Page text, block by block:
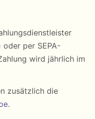
per SEPA-
wird jährlich im
zusätzlich die
.